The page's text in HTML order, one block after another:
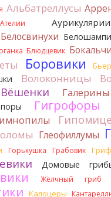
что не взяли.
чёрный, или
мне, на земле и в руке -
не было, но вода и гриб
Большое спасибо.
Да. Но они не все
Альбатреллусы
Ателии Аурикулярии
Белосвинухи
Блюдцевик
Боровики
Волоконницы
Вёшенки Галерины
Гигрофоры
Глеофиллумы
Горькушка Грабовик
Домовые
Жёлчный гриб
Калоцеры